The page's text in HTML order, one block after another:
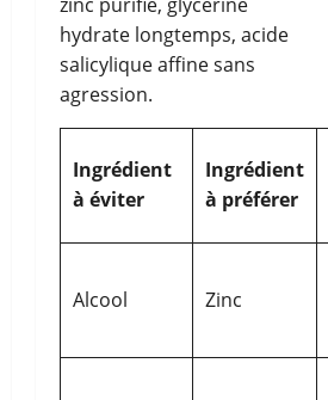
hydrate longtemps, acide
salicylique affine sans
agression.
Ingrédient
à éviter
Ingrédient
à préférer
Alcool Zinc